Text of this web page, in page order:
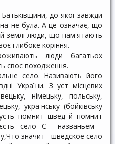
до якої завжди
не була. А це означає, що
землі люди, що пам'ятають
глибоке коріння.
люди багатьох
своє походження.
село. Називають його
України. З уст місцевих
німецьку, польську,
українську (бойківську
помнит швед й помнит
село С названьем
значит - шведское село